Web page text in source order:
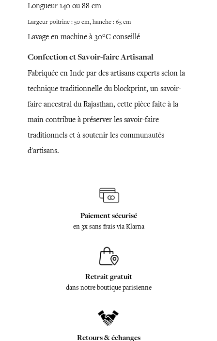
Longueur 140 ou 88 cm
Largeur poitrine : 50 cm,hanche : 65 cm
Lavage en machine à 30°C conseillé
Confection et Savoir-faire Artisanal
Fabriquée en Inde par des artisans experts selon la
technique traditionnelle du blockprint, un savoir-
faire ancestral du Rajasthan, cette pièce faite à la
main contribue à préserver les savoir-faire
traditionnels et à soutenir les communautés
d'artisans.
Paiement sécurisé
en 3x sans frais via Klarna
Retrait gratuit
dans notre boutique parisienne
Retours & échanges